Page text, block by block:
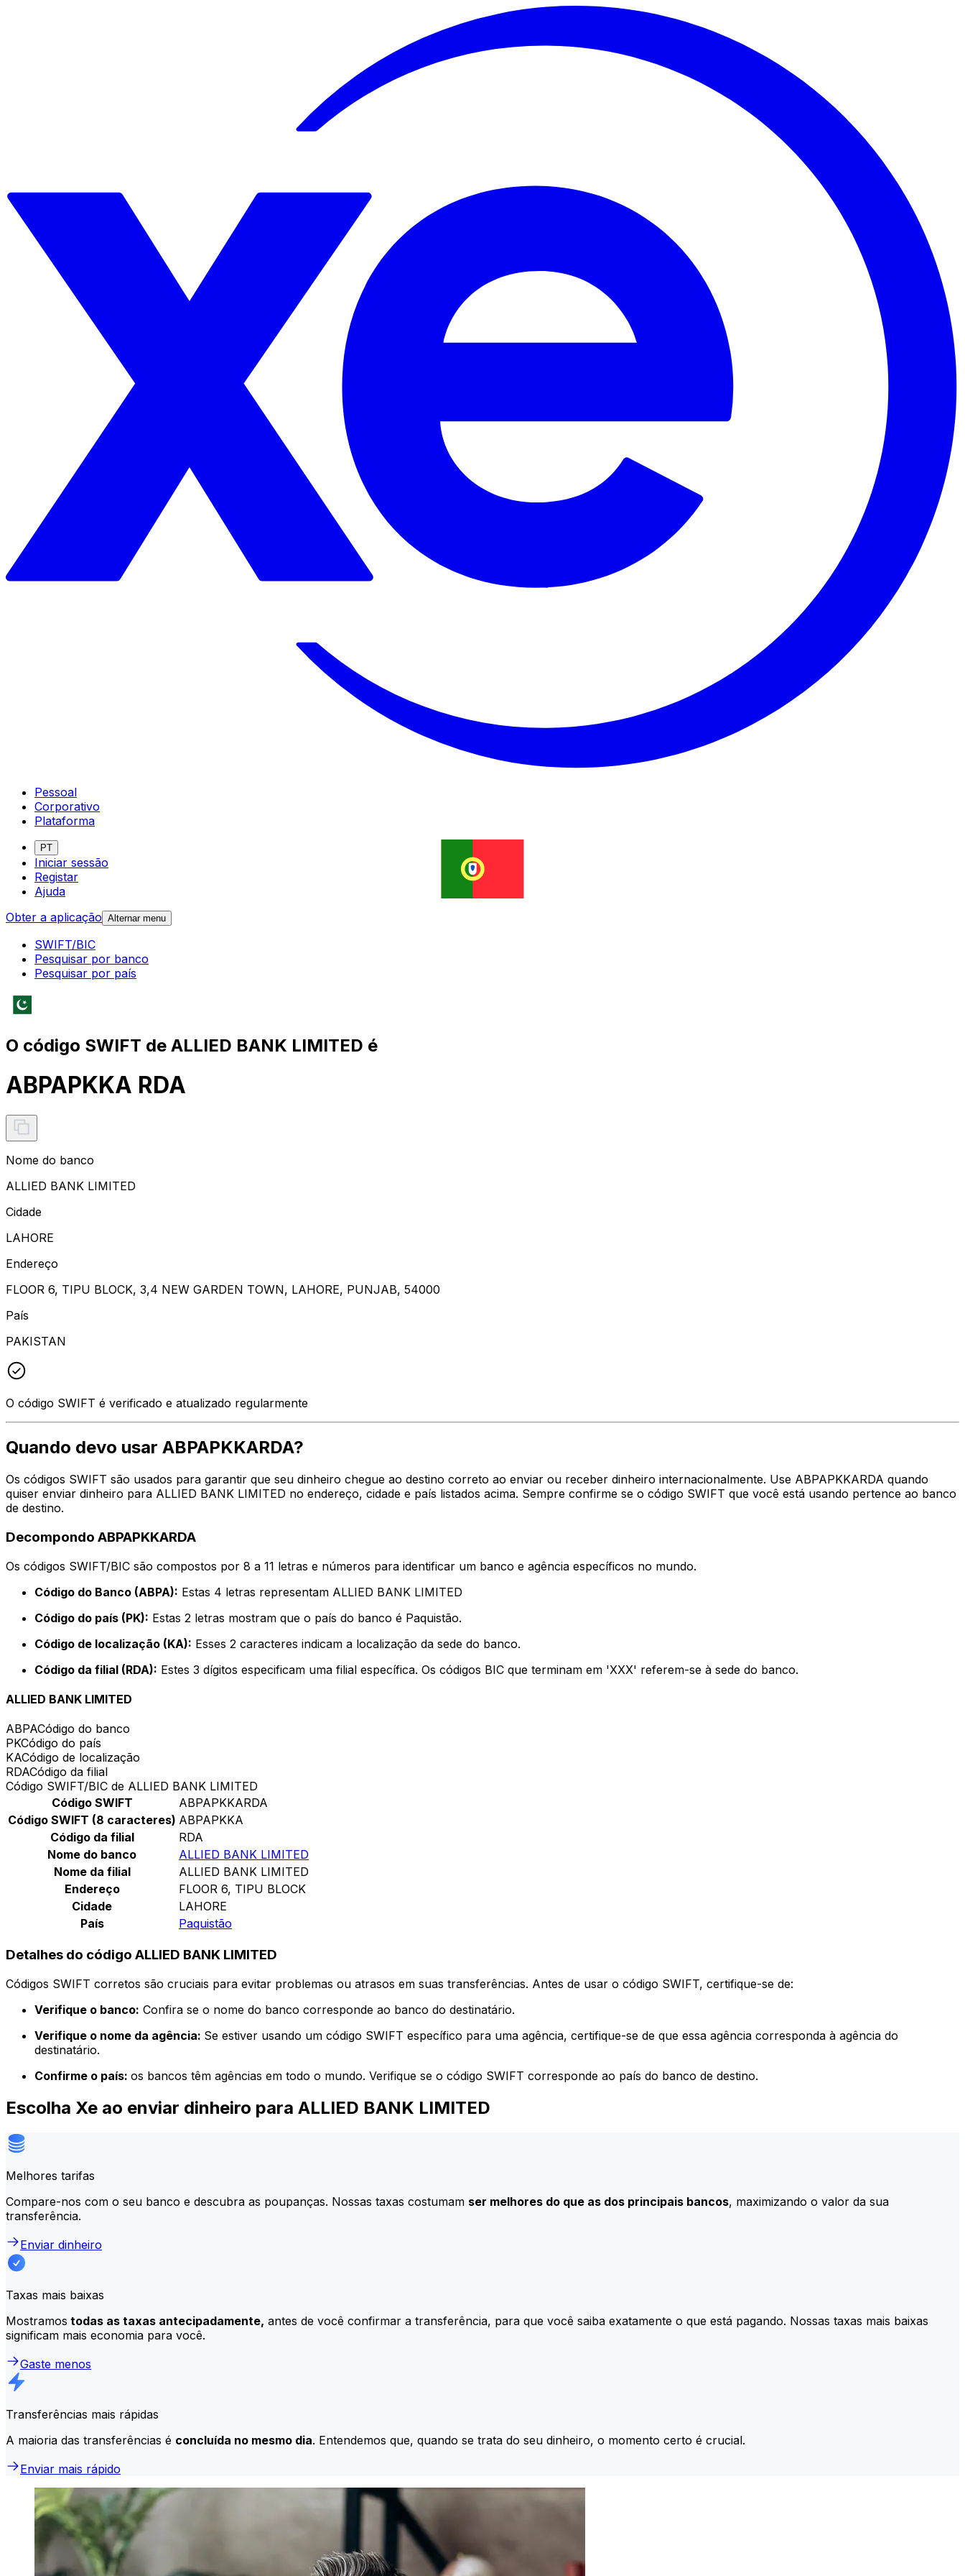
Pessoal
Corporativo
Plataforma
PT
Iniciar sessão
Registar
Ajuda
Obter a aplicação Alternar menu
SWIFT/BIC
Pesquisar por banco
Pesquisar por país
O código SWIFT de ALLIED BANK LIMITED é
ABPAPKKA RDA
Nome do banco
ALLIED BANK LIMITED
Cidade
LAHORE
Endereço
FLOOR 6, TIPU BLOCK, 3,4 NEW GARDEN TOWN, LAHORE, PUNJAB, 54000
País
PAKISTAN
O código SWIFT é verificado e atualizado regularmente
Quando devo usar ABPAPKKARDA?
Os códigos SWIFT são usados para garantir que seu dinheiro chegue ao destino correto ao enviar ou receber dinheiro internacionalmente. Use ABPAPKKARDA quando
quiser enviar dinheiro para ALLIED BANK LIMITED no endereço, cidade e país listados acima. Sempre confirme se o código SWIFT que você está usando pertence ao banco
de destino.
Decompondo ABPAPKKARDA
Os códigos SWIFT/BIC são compostos por 8 a 11 letras e números para identificar um banco e agência específicos no mundo.
Código do Banco (ABPA): Estas 4 letras representam ALLIED BANK LIMITED
Código do país (PK): Estas 2 letras mostram que o país do banco é Paquistão.
Código de localização (KA): Esses 2 caracteres indicam a localização da sede do banco.
Código da filial (RDA): Estes 3 dígitos especificam uma filial específica. Os códigos BIC que terminam em 'XXX' referem-se à sede do banco.
ALLIED BANK LIMITED
ABPACódigo do banco
PKCódigo do país
KACódigo de localização
RDACódigo da filial
Código SWIFT/BIC de ALLIED BANK LIMITED
Código SWIFT
ABPAPKKARDA
Código SWIFT (8 caracteres) ABPAPKKA
Código da filial
RDA
Nome do banco
ALLIED BANK LIMITED
Nome da filial
ALLIED BANK LIMITED
Endereço
FLOOR 6, TIPU BLOCK
Cidade
LAHORE
País
Paquistão
Detalhes do código ALLIED BANK LIMITED
Códigos SWIFT corretos são cruciais para evitar problemas ou atrasos em suas transferências. Antes de usar o código SWIFT, certifique-se de:
Verifique o banco: Confira se o nome do banco corresponde ao banco do destinatário.
Verifique o nome da agência: Se estiver usando um código SWIFT específico para uma agência, certifique-se de que essa agência corresponda à agência do
destinatário.
Confirme o país: os bancos têm agências em todo o mundo. Verifique se o código SWIFT corresponde ao país do banco de destino.
Escolha Xe ao enviar dinheiro para ALLIED BANK LIMITED
Melhores tarifas
Compare-nos com o seu banco e descubra as poupanças. Nossas taxas costumam ser melhores do que as dos principais bancos, maximizando o valor da sua
transferência.
Enviar dinheiro
Taxas mais baixas
Mostramos todas as taxas antecipadamente, antes de você confirmar a transferência, para que você saiba exatamente o que está pagando. Nossas taxas mais baixas
significam mais economia para você.
Gaste menos
Transferências mais rápidas
A maioria das transferências é concluída no mesmo dia. Entendemos que, quando se trata do seu dinheiro, o momento certo é crucial.
Enviar mais rápido